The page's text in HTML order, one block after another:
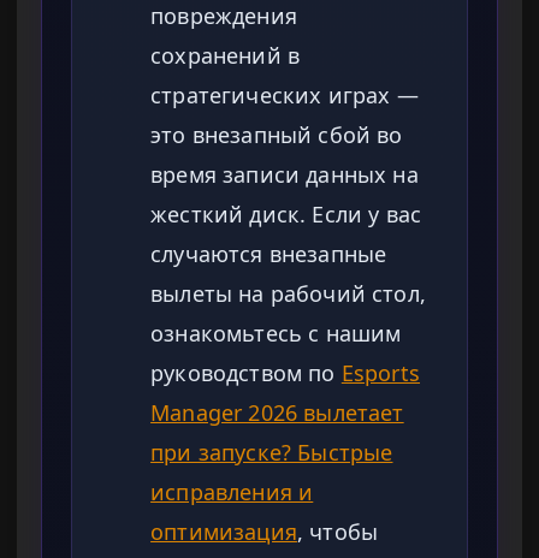
повреждения
сохранений в
стратегических играх —
это внезапный сбой во
время записи данных на
жесткий диск. Если у вас
случаются внезапные
вылеты на рабочий стол,
ознакомьтесь с нашим
руководством по Esports
Manager 2026 вылетает
при запуске? Быстрые
исправления и
оптимизация, чтобы